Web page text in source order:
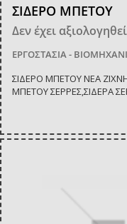
ΣΙΔΕΡΟ ΜΠΕΤΟΥ
Δεν έχει
ΕΡΓΟΣΤΑΣΙΑ -
ΣΙΔΕΡΟ ΜΠΕΤΟΥ ΝΕΑ
ΜΠΕΤΟΥ ΣΕΡΡΕΣ,ΣΙΔΕΡΑ